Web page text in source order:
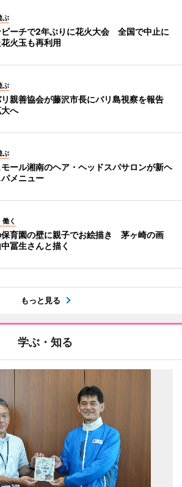
ぶ
ーチで2年ぶりに花火大会 全国で中止に
火玉も再利用
ぶ
親善協会が藤沢市長にバリ島視察を報告
へ
ぶ
ール湘南のヘア・ヘッドスパサロンが新ヘ
メニュー
く
育園の壁に親子でお絵描き 茅ヶ崎の画
冨生さんと描く
もっと見る
学ぶ・知る